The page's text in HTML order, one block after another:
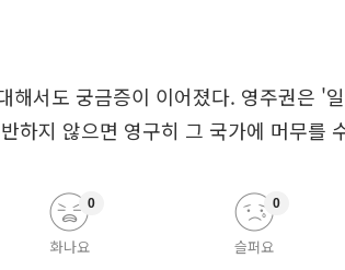
해서도 궁금증이 이어졌다. 영주권은 '
하지 않으면 영구히 그 국가에 머무를
화나요
0
슬퍼요
0